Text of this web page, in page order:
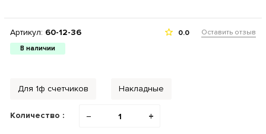
Артикул: 60-12-36
В наличии
0.0 Оставить отзыв
Для 1ф счетчиков Накладные
Количество : − +